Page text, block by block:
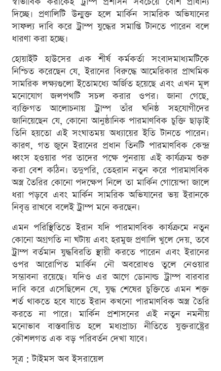
দিচ্ছে। প্রণালিটি উন্মুক্ত হলে মার্কিন সামরিক অভিযানের
সাফল্য দাবি করে ট্রাম্প যুদ্ধের সমাপ্তি টানতে পারেন বলে
ধারণা করা হচ্ছে।
হোয়াইট হাউসের এক শীর্ষ কর্মকর্তা সংবাদমাধ্যমটিকে
নিশ্চিত করেছেন যে, ইরানের বিরুদ্ধে আমেরিকার প্রাথমিক
সামরিক লক্ষ্যগুলো ইতোমধ্যে অর্জিত হয়েছে এবং এখন মূল
মনোযোগ জলপথটি সচল করার ওপর। জানা গেছে,
ব্যক্তিগত আলোচনায় ট্রাম্প তাঁর ঘনিষ্ঠ সহযোগীদের
জানিয়েছেন যে, কোনো আনুষ্ঠানিক পারমাণবিক চুক্তি ছাড়াই
তিনি হয়তো এই সংঘাতময় অধ্যায়ের ইতি টানতে পারেন।
কারণ, গত জুনে ইরানের প্রধান তিনটি পারমাণবিক কেন্দ্র
ধ্বংস হওয়ার পর তাদের পক্ষে পুনরায় এই কার্যক্রম শুরু
করা বেশ কঠিন। তদুপরি, তেহরান নতুন করে পারমাণবিক
অস্ত্র তৈরির কোনো পদক্ষেপ নিলে তা মার্কিন গোয়েন্দা জালে
ধরা পড়বে এবং মার্কিন সামরিক অভিযানের ভয় ইরানকে
নিবৃত্ত রাখবে বলেই ট্রাম্প মনে করছেন।
এমন পরিস্থিতিতে ইরান যদি পারমাণবিক কার্যক্রমে নতুন
কোনো অগ্রগতি না ঘটায় এবং হরমুজ প্রণালি খুলে দেয়, তবে
ট্রাম্প বর্তমান যুদ্ধবিরতি স্থায়ী করতে পারেন এবং ইরানের
ওপর আরোপিত মার্কিন নৌ অবরোধও তুলে নেওয়ার
সম্ভাবনা রয়েছে। যদিও এর আগে ডোনাল্ড ট্রাম্প বারবার
দাবি করে এসেছিলেন যে, যুদ্ধ শেষের চুক্তিতে এমন শক্ত
শর্ত থাকতে হবে যাতে ইরান কখনো পারমাণবিক অস্ত্র তৈরি
করতে না পারে। মার্কিন প্রশাসনের এই নতুন নমনীয়
মনোভাব বাস্তবায়িত হলে মধ্যপ্রাচ্য নীতিতে যুক্তরাষ্ট্রের
কৌশলগত এক বড় পরিবর্তন দেখা যাবে।
সূত্র : টাইমস অব ইসরায়েল